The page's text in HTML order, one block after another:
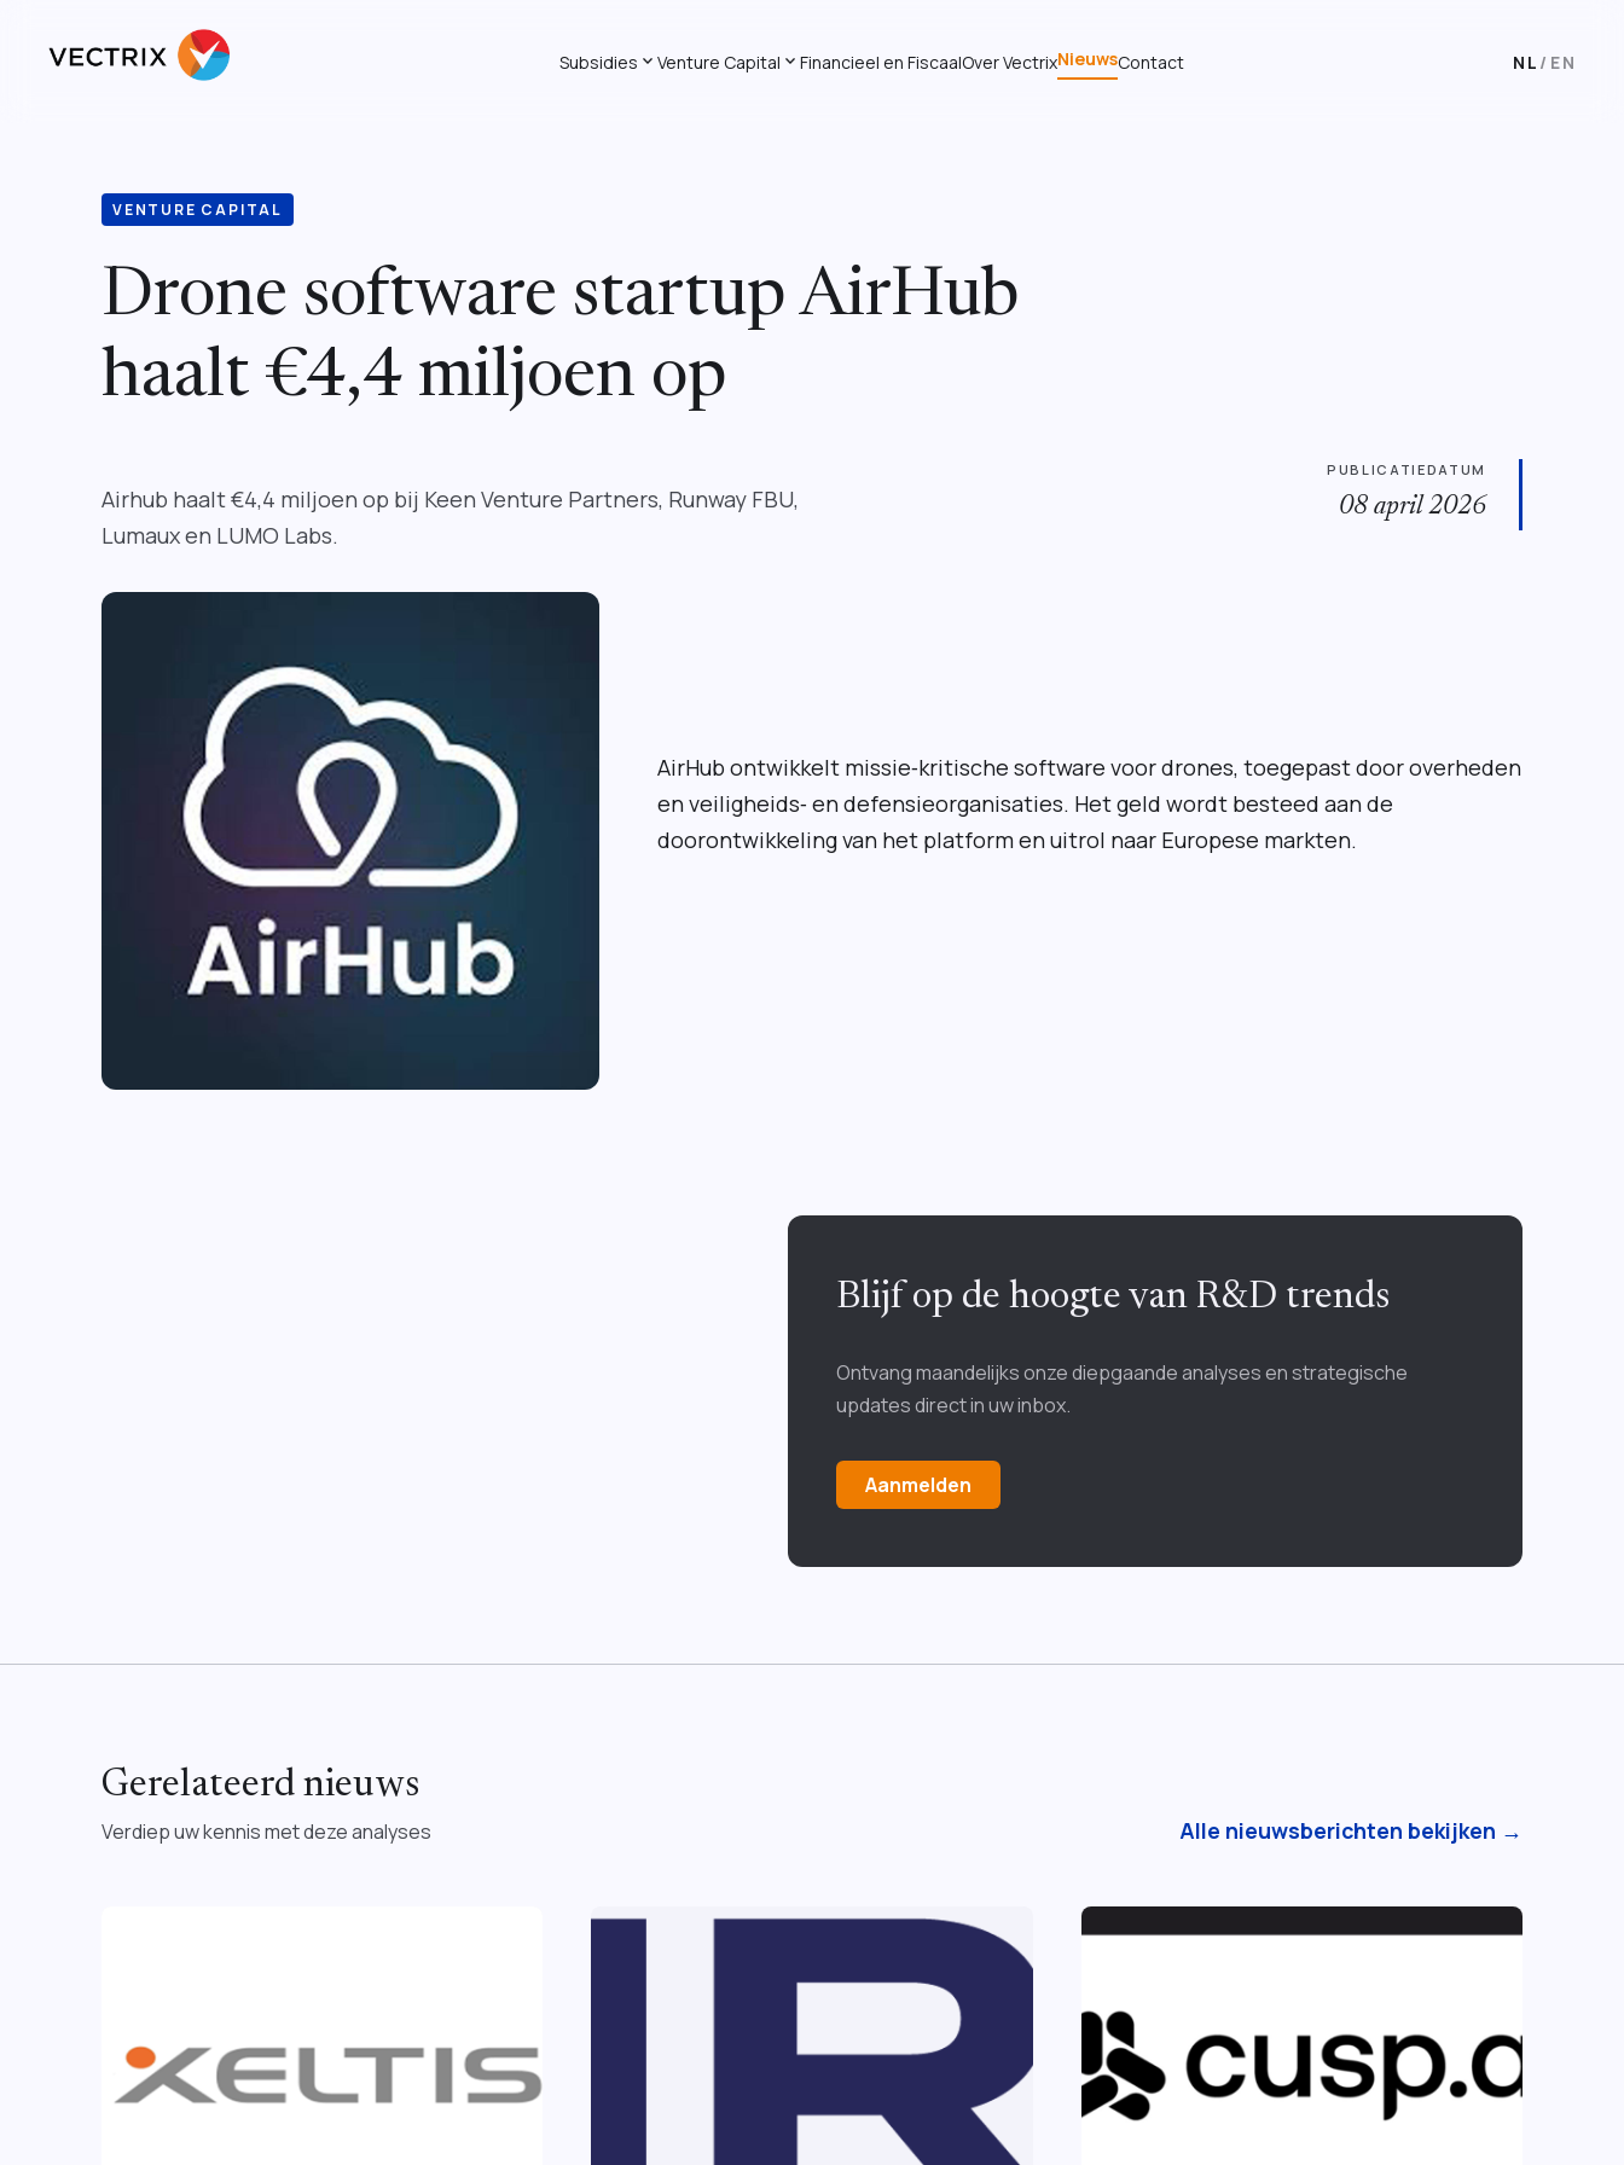
Subsidies expand_more Venture Capital expand_more Financieel en FiscaalOver VectrixNieuwsContact NL / EN
VENTURE CAPITAL
Drone software startup AirHub
haalt €4,4 miljoen op
Airhub haalt €4,4 miljoen op bij Keen Venture Partners, Runway FBU,
Lumaux en LUMO Labs.
PUBLICATIEDATUM
08 april 2026
AirHub ontwikkelt missie‑kritische software voor drones, toegepast door overheden
en veiligheids‑ en defensieorganisaties. Het geld wordt besteed aan de
doorontwikkeling van het platform en uitrol naar Europese markten.
Blijf op de hoogte van R&D trends
Ontvang maandelijks onze diepgaande analyses en strategische
updates direct in uw inbox.
Aanmelden
Gerelateerd nieuws
Verdiep uw kennis met deze analyses Alle nieuwsberichten bekijken →